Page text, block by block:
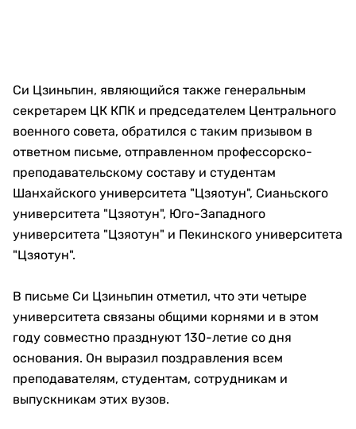
Си Цзиньпин, являющийся также генеральным
секретарем ЦК КПК и председателем Центрального
военного совета, обратился с таким призывом в
ответном письме, отправленном профессорско-
преподавательскому составу и студентам
Шанхайского университета "Цзяотун", Сианьского
университета "Цзяотун", Юго-Западного
университета "Цзяотун" и Пекинского университета
"Цзяотун".
В письме Си Цзиньпин отметил, что эти четыре
университета связаны общими корнями и в этом
году совместно празднуют 130-летие со дня
основания. Он выразил поздравления всем
преподавателям, студентам, сотрудникам и
выпускникам этих вузов.